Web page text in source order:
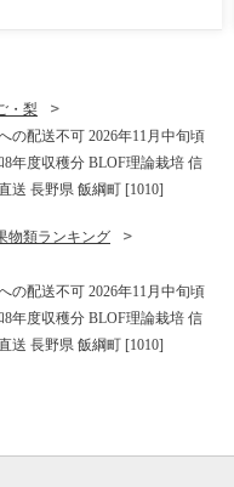
・梨
の配送不可 2026年11月中旬頃
年度収穫分 BLOF理論栽培 信
送 長野県 飯綱町 [1010]
物類ランキング
の配送不可 2026年11月中旬頃
年度収穫分 BLOF理論栽培 信
送 長野県 飯綱町 [1010]